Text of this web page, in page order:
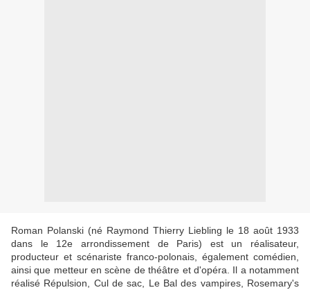
Roman Polanski (né Raymond Thierry Liebling le 18 août 1933
dans le 12e arrondissement de Paris) est un réalisateur,
producteur et scénariste franco-polonais, également comédien,
ainsi que metteur en scène de théâtre et d'opéra. Il a notamment
réalisé Répulsion, Cul de sac, Le Bal des vampires, Rosemary's